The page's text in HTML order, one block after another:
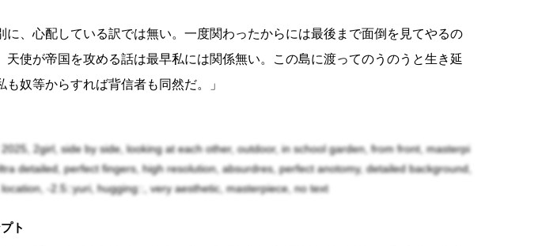
に、心配している訳では無い。一度関わったからには最後まで面倒を見てやるの
天使が帝国を攻める話は最早私には関係無い。この島に渡ってのうのうと生き延
も奴等からすれば背信者も同然だ。」
この島主のジェルマ様ですか。」
帝陛下も来られてたんスか？」
2girl, side by side, looking at each other, outdoor, in school garden, from front, masterpi
detailed, perfect fingers, high resolution, absurdres, perfect anotomy, detailed background,
-2.5::yuri, hugging::, very aesthetic, masterpiece, no text
ト